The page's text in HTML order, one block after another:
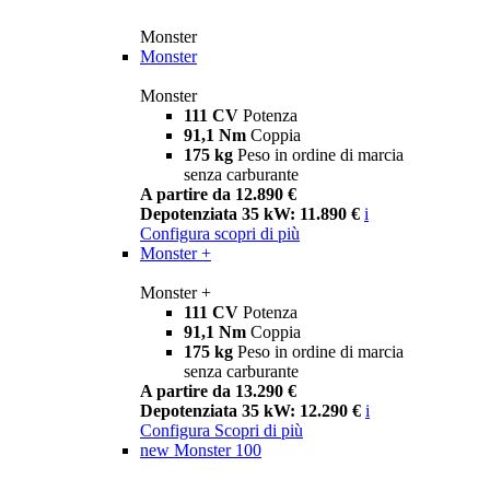
Monster
Monster
Monster
111 CV Potenza
91,1 Nm Coppia
175 kg Peso in ordine di marcia
senza carburante
A partire da 12.890 €
Depotenziata 35 kW: 11.890 € i
Configura scopri di più
Monster +
Monster +
111 CV Potenza
91,1 Nm Coppia
175 kg Peso in ordine di marcia
senza carburante
A partire da 13.290 €
Depotenziata 35 kW: 12.290 € i
Configura Scopri di più
new Monster 100